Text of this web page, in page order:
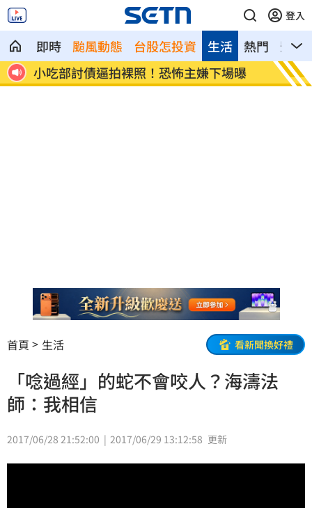
登入
即時 颱風動態 台股怎投資 熱門 影音
生活
驚
小吃部討債逼拍裸照！恐怖主嫌下場曝
獨／
轟
首頁 生活 看新聞換好禮
「唸過經」的蛇不會咬人？海濤法
師：我相信
2017/06/28 21:52:00 2017/06/29 13:12:58 更新